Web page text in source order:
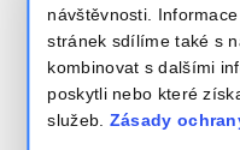
návštěvnosti.
stránek sdílíme také s
kombinovat s dalšími
poskytli nebo které
služeb. Zásady